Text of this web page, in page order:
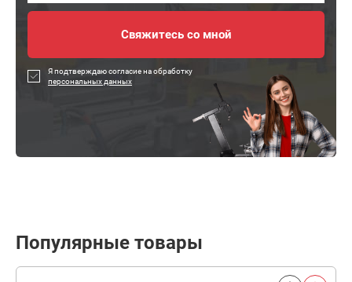
Я подтверждаю согласие на обработку
персональных данных
Популярные товары